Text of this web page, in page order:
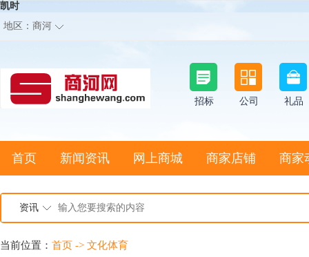
凯时
地区： 商河
招标 公司 礼品
首页 新闻资讯 网上商城 商家店铺 商家
资讯
当前位置： 首页 -> 文化体育